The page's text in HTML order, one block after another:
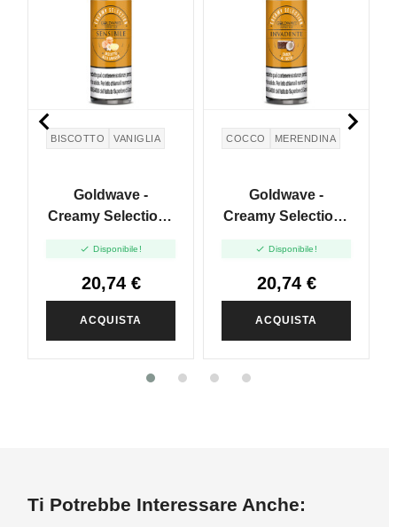
BISCOTTO VANIGLIA
Goldwave -
Creamy Selection -
Shot 20ml
 Disponibile!
20,74 €
ACQUISTA
COCCO MERENDINA
Goldwave -
Creamy Selection -
Shot 20ml
 Disponibile!
20,74 €
ACQUISTA
 
Ti Potrebbe Interessare Anche: